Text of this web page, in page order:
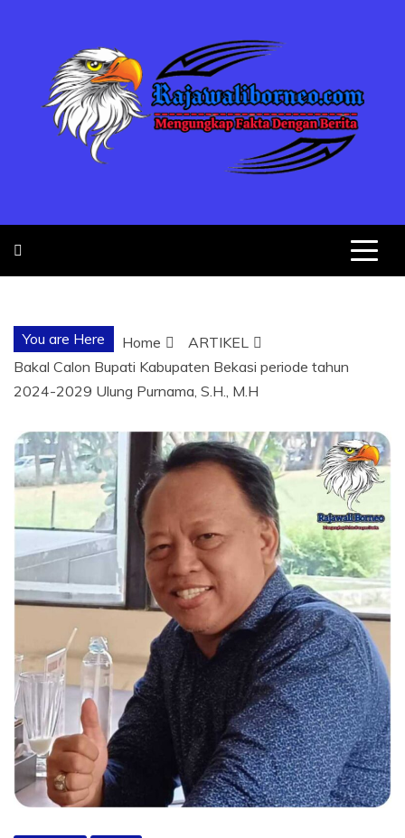
DENGAN
BERITA
You are Here Home
ARTIKEL
Bakal Calon Bupati Kabupaten Bekasi periode tahun
2024-2029 Ulung Purnama, S.H., M.H